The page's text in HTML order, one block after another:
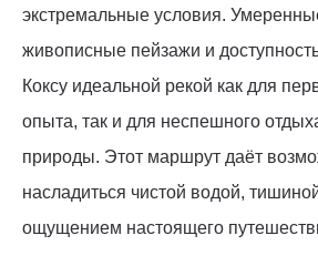
экстремальные условия.
живописные пейзажи и
Коксу идеальной рекой как для
опыта, так и для неспешного
природы. Этот маршрут даёт
насладиться чистой водой,
ощущением настоящего